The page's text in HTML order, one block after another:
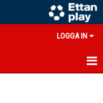
LOGGA IN